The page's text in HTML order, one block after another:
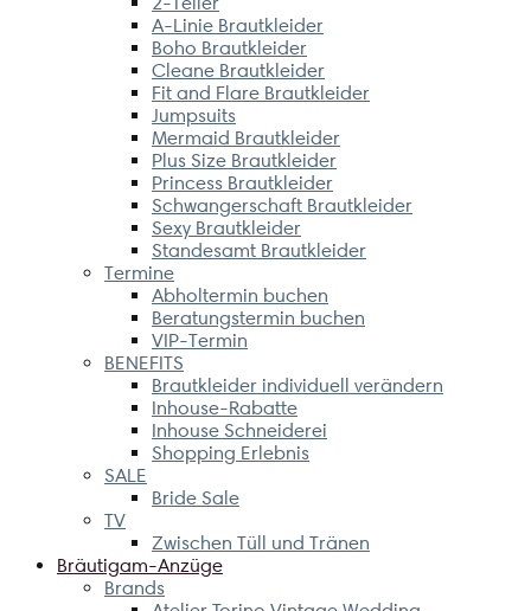
A-Linie Brautkleider
Boho Brautkleider
Cleane Brautkleider
Fit and Flare Brautkleider
Jumpsuits
Mermaid Brautkleider
Plus Size Brautkleider
Princess Brautkleider
Schwangerschaft Brautkleider
Sexy Brautkleider
Standesamt Brautkleider
Termine
Abholtermin buchen
Beratungstermin buchen
VIP-Termin
BENEFITS
Brautkleider individuell verändern
Inhouse-Rabatte
Inhouse Schneiderei
Shopping Erlebnis
SALE
Bride Sale
TV
Zwischen Tüll und Tränen
Bräutigam-Anzüge
Brands